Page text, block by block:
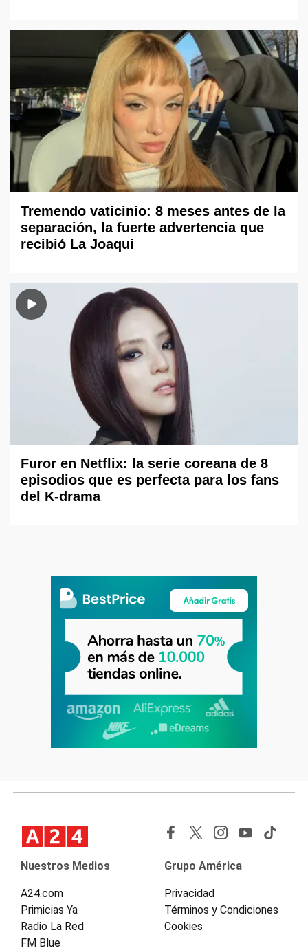
Tremendo vaticinio: 8 meses antes de la
separación, la fuerte advertencia que
recibió La Joaqui
Furor en Netflix: la serie coreana de 8
episodios que es perfecta para los fans
del K-drama
Nuestros Medios
A24.com
Primicias Ya
Radio La Red
FM Blue
Grupo América
Privacidad
Términos y Condiciones
Cookies